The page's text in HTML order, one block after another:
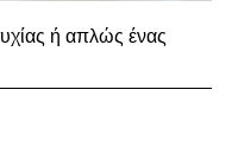
ή απλώς ένας